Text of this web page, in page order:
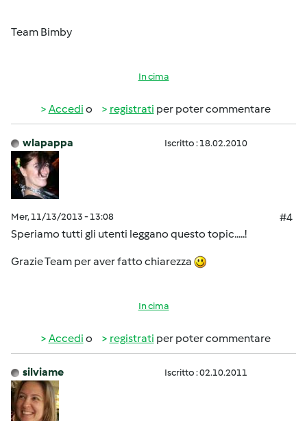
Team Bimby
In cima
Accedi o registrati per poter commentare
wlapappa Iscritto : 18.02.2010
Mer, 11/13/2013 - 13:08
#4
Speriamo tutti gli utenti leggano questo topic.....!
Grazie Team per aver fatto chiarezza
In cima
Accedi o registrati per poter commentare
silviame Iscritto : 02.10.2011